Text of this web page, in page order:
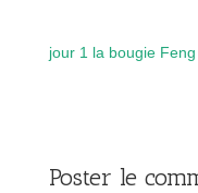
jour 1 la bougie
Poster le